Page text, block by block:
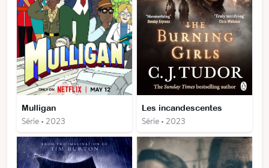
Mulligan
Série • 2023
Les incandescentes
Série • 2023